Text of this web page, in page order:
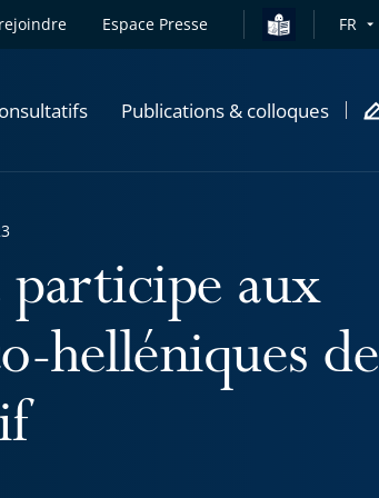
Espace Presse FR
Publications & colloques
participe aux
helléniques de